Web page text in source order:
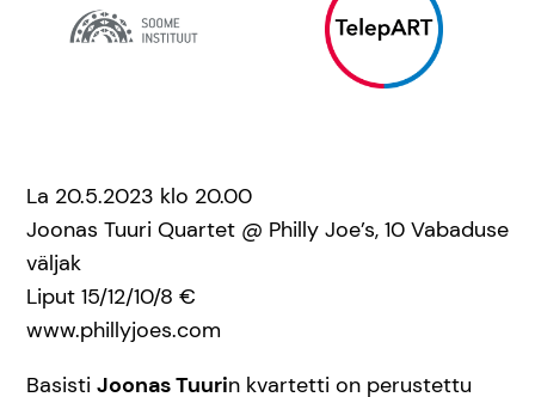
La 20.5.2023 klo 20.00
Joonas Tuuri Quartet @ Philly Joe’s, 10 Vabaduse
väljak
Liput 15/12/10/8 €
www.phillyjoes.com
Basisti Joonas Tuurin kvartetti on perustettu